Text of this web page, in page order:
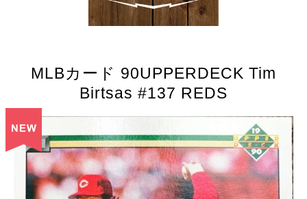
MLBカード 90UPPERDECK Tim
Birtsas #137 REDS